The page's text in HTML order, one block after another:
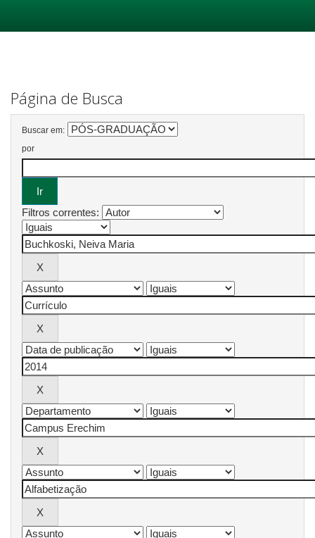
Página de Busca
Buscar em:
por
Filtros correntes: